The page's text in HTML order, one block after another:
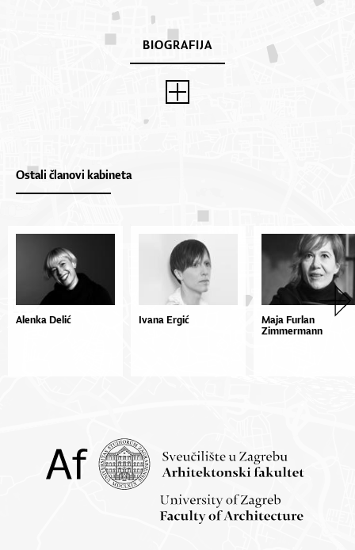
BIOGRAFIJA
Ostali članovi kabineta
Alenka Delić Ivana Ergić
Maja Furlan
Zimmermann